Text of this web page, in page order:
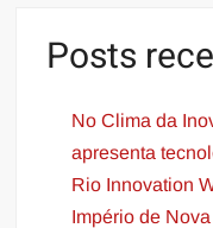
que
Dudu
Nobre.
Posts
No Clima da
apresenta
Rio Innovation
Império de